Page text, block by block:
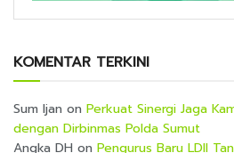
KOMENTAR TERKINI
Sum Ijan on Perkuat Sinergi Jaga
dengan Dirbinmas Polda Sumut
Angka DH on Pengurus Baru LDII